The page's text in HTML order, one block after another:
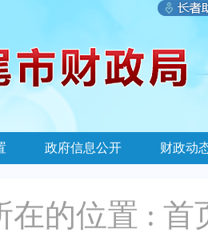
政府信息公开 财政动
在的位置 : 首